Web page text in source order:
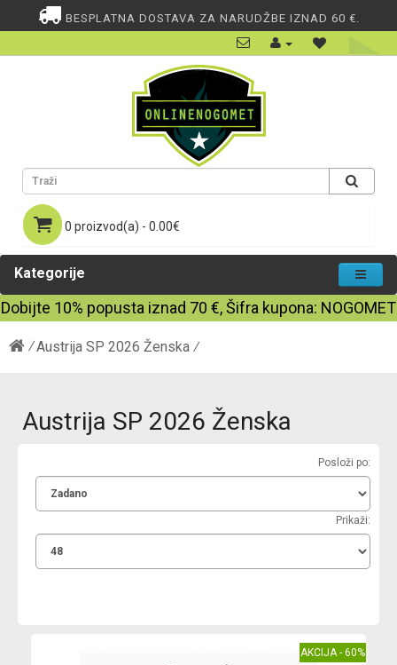
BESPLATNA DOSTAVA ZA NARUDŽBE IZNAD 60 €.
0 proizvod(a) - 0.00€
Kategorije
Dobijte 10% popusta iznad 70 €, Šifra kupona: NOGOMET
Austrija SP 2026 Ženska
Austrija SP 2026 Ženska
Posloži po:
Prikaži:
AKCIJA - 60%